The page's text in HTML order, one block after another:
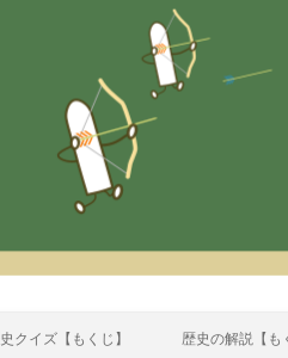
クイズ【もくじ】 歴史の解説【も